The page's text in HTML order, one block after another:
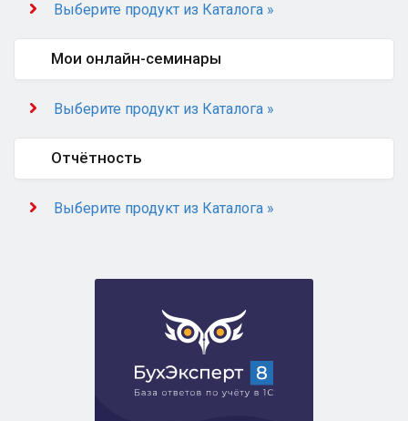
Выберите продукт из Каталога »
Мои онлайн-семинары
Выберите продукт из Каталога »
Отчётность
Выберите продукт из Каталога »